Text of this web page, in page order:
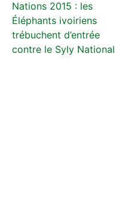
Nations 2015 : les
Éléphants ivoiriens
trébuchent d’entrée
contre le Syly National